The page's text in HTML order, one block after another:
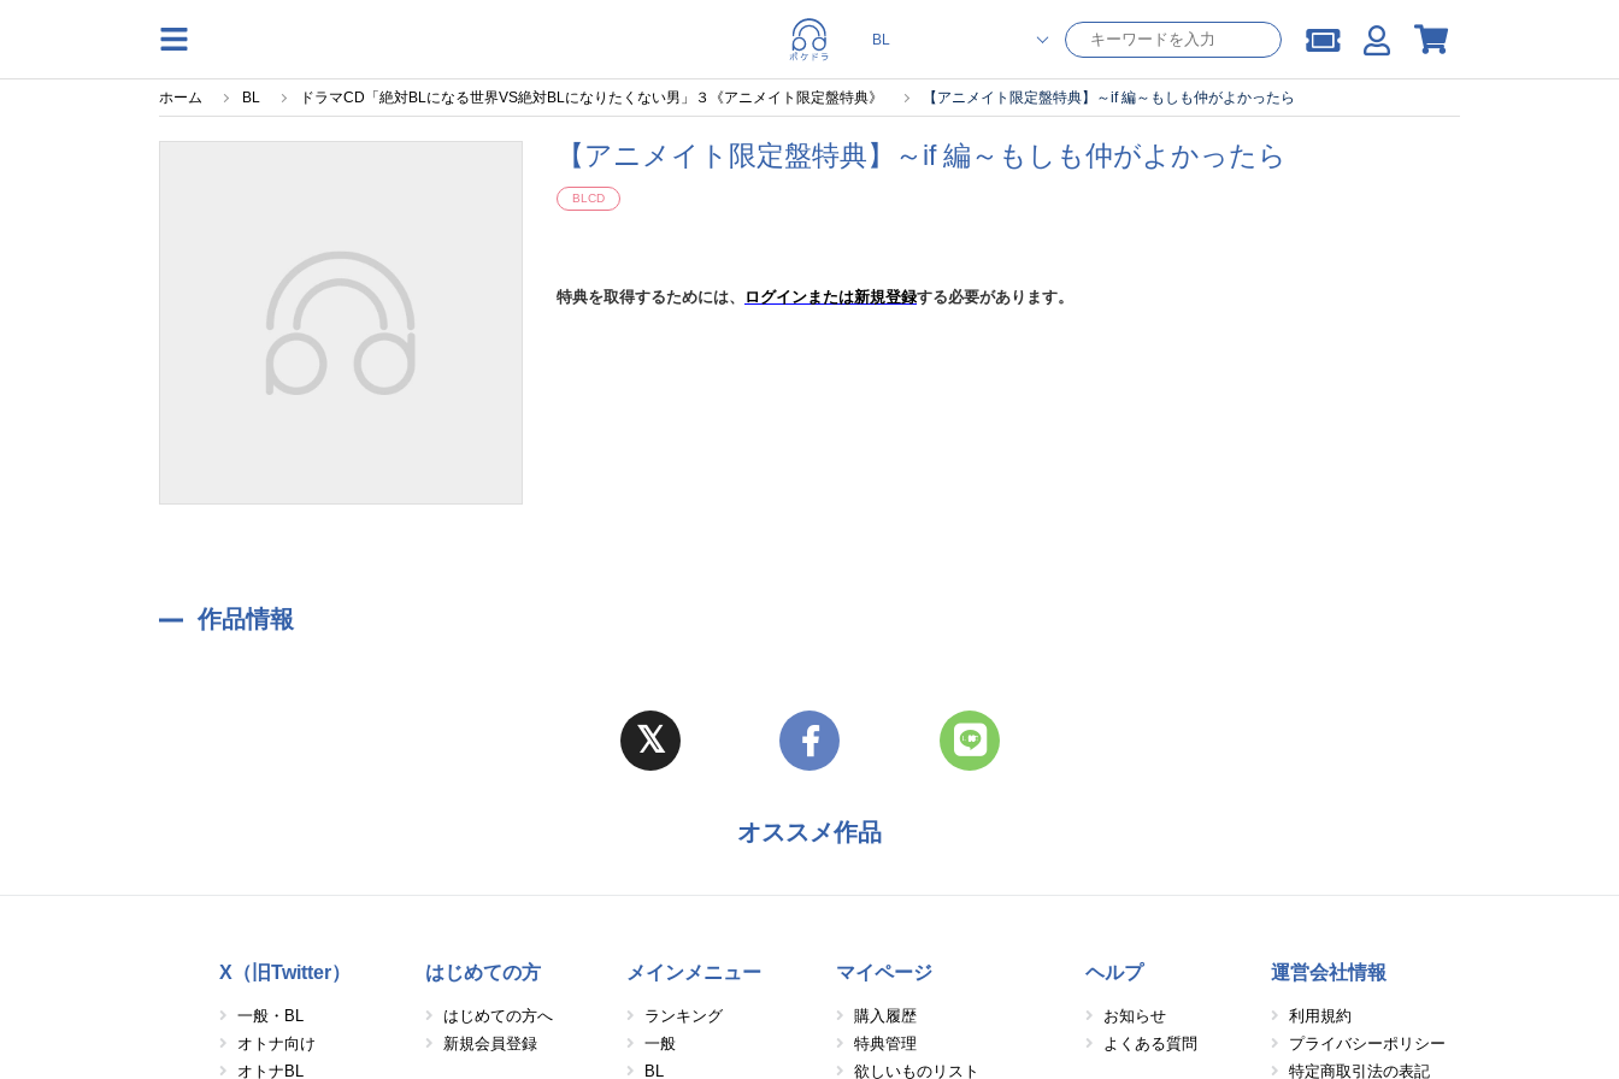
ホーム BL ドラマCD「絶対BLになる世界VS絶対BLになりたくない男」３《アニメイト限定盤特典》 【アニメイト限定盤特典】～if 編～もしも仲がよかったら
【アニメイト限定盤特典】～if 編～もしも仲がよかったら
BLCD
特典を取得するためには、 ログインまたは新規登録する必要があります。
作品情報
オススメ作品
X（旧Twitter）
一般・BL
オトナ向け
オトナBL
はじめての方
はじめての方へ
新規会員登録
メインメニュー
ランキング
一般
BL
マイページ
購入履歴
特典管理
欲しいものリスト
ヘルプ
お知らせ
よくある質問
運営会社情報
利用規約
プライバシーポリシー
特定商取引法の表記